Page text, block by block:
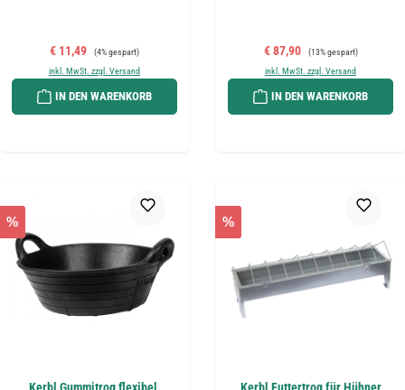
Verkaufspreis:
€ 11,49 Regulärer Preis:
(4% gespart)
inkl. MwSt. zzgl. Versand
IN DEN WARENKORB
Verkaufspreis:
€ 87,90 Regulärer Preis:
(13% gespart)
inkl. MwSt. zzgl. Versand
IN DEN WARENKORB
% %